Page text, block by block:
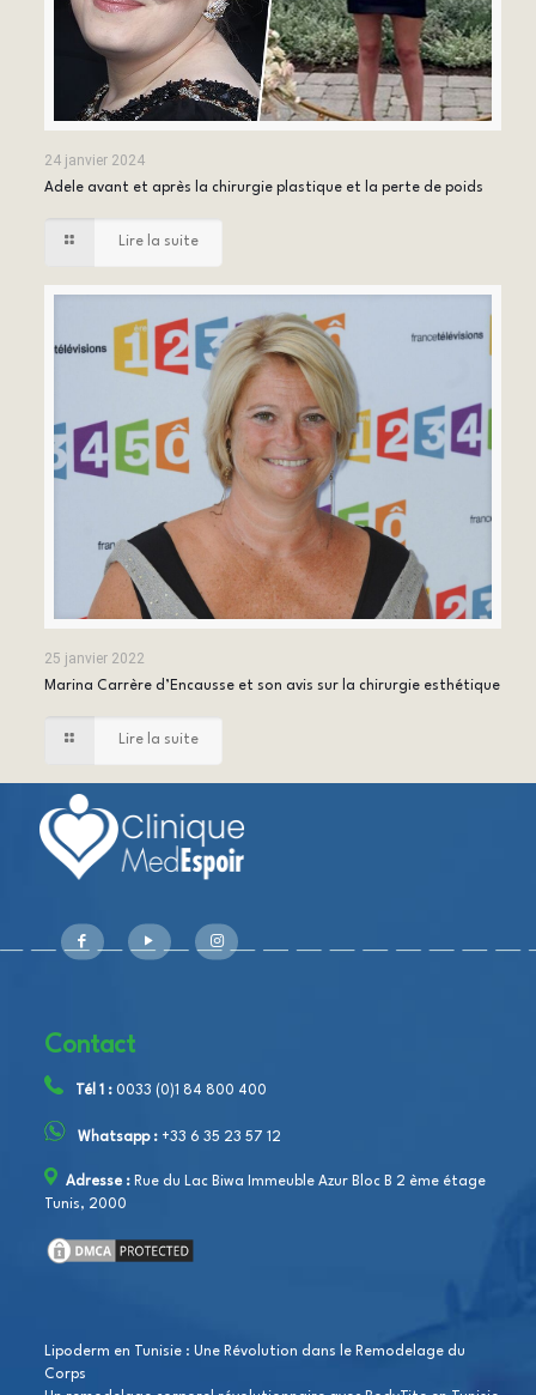
24 janvier 2024
Adele avant et après la chirurgie plastique et la perte de poids
Lire la suite
25 janvier 2022
Marina Carrère d’Encausse et son avis sur la chirurgie esthétique
Lire la suite
Contact
Tél 1 : 0033 (0)1 84 800 400
Whatsapp : +33 6 35 23 57 12
Adresse : Rue du Lac Biwa Immeuble Azur Bloc B 2 ème étage
Tunis, 2000
Lipoderm en Tunisie : Une Révolution dans le Remodelage du
Corps